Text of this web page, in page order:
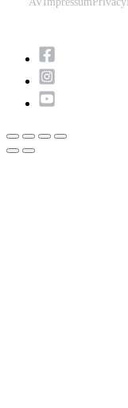
Scroll
naar